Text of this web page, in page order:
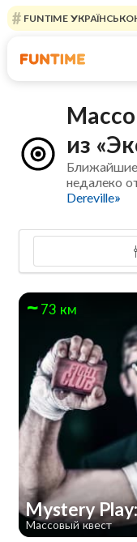
FUNTIME
из
Ближайшие
недалеко
Dereville»
73 км
Mystery
Массовый квест